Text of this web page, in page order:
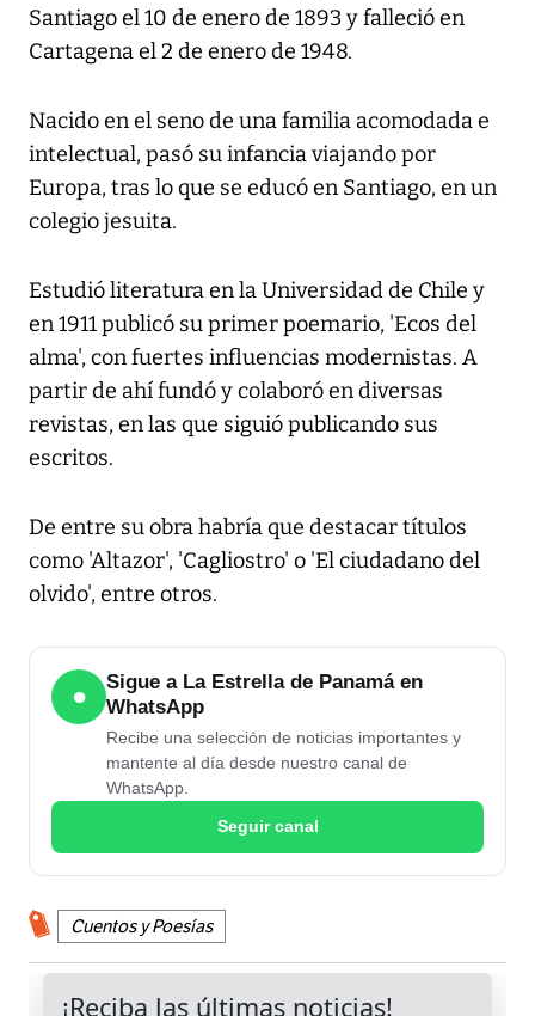
Santiago el 10 de enero de 1893 y falleció en
Cartagena el 2 de enero de 1948.
Nacido en el seno de una familia acomodada e
intelectual, pasó su infancia viajando por
Europa, tras lo que se educó en Santiago, en un
colegio jesuita.
Estudió literatura en la Universidad de Chile y
en 1911 publicó su primer poemario, 'Ecos del
alma', con fuertes influencias modernistas. A
partir de ahí fundó y colaboró en diversas
revistas, en las que siguió publicando sus
escritos.
De entre su obra habría que destacar títulos
como 'Altazor', 'Cagliostro' o 'El ciudadano del
olvido', entre otros.
●
Sigue a La Estrella de Panamá en
WhatsApp
Recibe una selección de noticias importantes y
mantente al día desde nuestro canal de
WhatsApp.
Seguir canal
Cuentos y Poesías